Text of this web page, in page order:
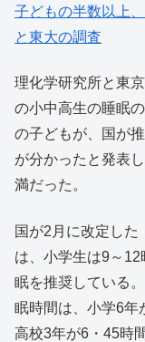
子どもの半数以上
と東大の調査
理化学研究所と東
の小中高生の睡眠
の子どもが、国が
が分かったと発表
満だった。
国が2月に改定し
は、小学生は9～
眠を推奨している
眠時間は、小学6
高校3年が6・45時